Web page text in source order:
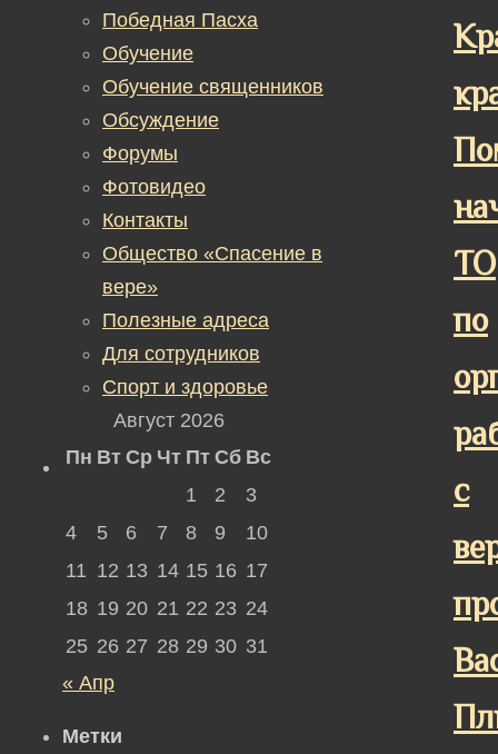
ТО
по
с
Победная Пасха
Обучение
Обучение священников
Обсуждение
Форумы
Фотовидео
Контакты
Общество «Спасение в
вере»
Полезные адреса
Для сотрудников
Спорт и здоровье
Август 2026
Пн Вт Ср Чт Пт Сб Вс
1
2
3
4
5 6 7 8 9
10
11 12 13 14 15 16 17
18 19 20 21 22 23 24
25 26 27 28 29 30 31
« Апр
Метки